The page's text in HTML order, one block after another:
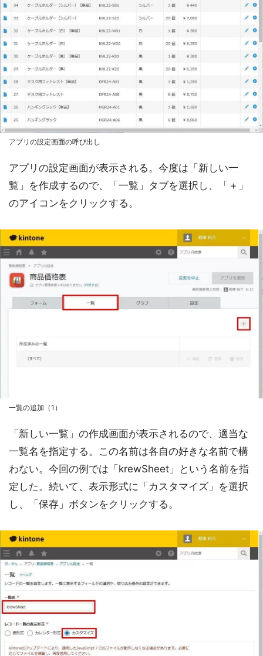
アプリの設定画面の呼び出し
アプリの設定画面が表示される。今度は「新しい一
覧」を作成するので、「一覧」タブを選択し、「＋」
のアイコンをクリックする。
一覧の追加（1）
「新しい一覧」の作成画面が表示されるので、適当な
一覧名を指定する。この名前は各自の好きな名前で構
わない。今回の例では「krewSheet」という名前を指
定した。続いて、表示形式に「カスタマイズ」を選択
し、「保存」ボタンをクリックする。